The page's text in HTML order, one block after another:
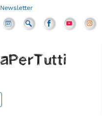
Newsletter